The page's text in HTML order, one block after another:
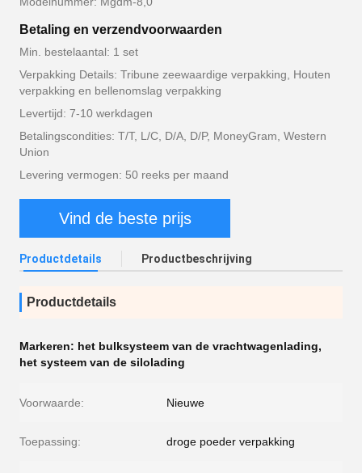
Betaling en verzendvoorwaarden
Min. bestelaantal: 1 set
Verpakking Details: Tribune zeewaardige verpakking, Houten
verpakking en bellenomslag verpakking
Levertijd: 7-10 werkdagen
Betalingscondities: T/T, L/C, D/A, D/P, MoneyGram, Western
Union
Levering vermogen: 50 reeks per maand
Vind de beste prijs
Productdetails Productbeschrijving
Productdetails
Markeren: het bulksysteem van de vrachtwagenlading,
het systeem van de silolading
Voorwaarde: Nieuwe
Toepassing: droge poeder verpakking